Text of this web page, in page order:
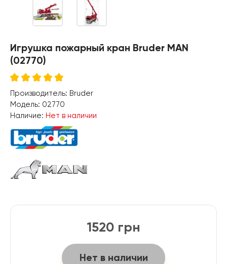
Игрушка пожарный кран Bruder MAN
(02770)
Производитель: Bruder
Модель: 02770
Наличие: Нет в наличии
1520 грн
Нет в наличии